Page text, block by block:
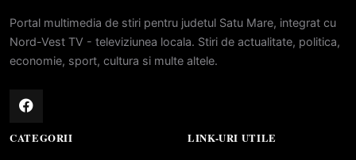
Portal multimedia de stiri pentru judetul Satu Mare, integrat cu
Nord-Vest TV - televiziunea locala. Stiri de actualitate, politica,
economie, sport, cultura si multe altele.
CATEGORII LINK-URI UTILE